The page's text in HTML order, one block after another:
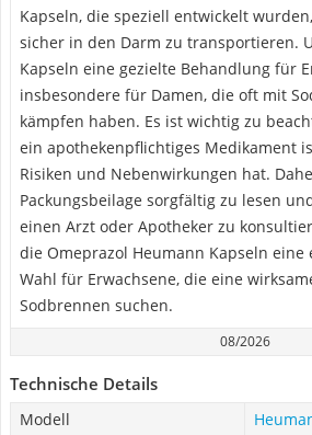
Kapseln, die speziell entwickelt
sicher in den Darm zu transportieren.
Kapseln eine gezielte Behandlung für
insbesondere für Damen, die oft mit
kämpfen haben. Es ist wichtig zu
ein apothekenpflichtiges Medikament
Risiken und Nebenwirkungen hat.
Packungsbeilage sorgfältig zu lesen
einen Arzt oder Apotheker zu
die Omeprazol Heumann Kapseln eine
Wahl für Erwachsene, die eine
Sodbrennen suchen.
08/2026
Technische Details
Modell